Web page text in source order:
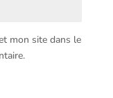
mon site dans le